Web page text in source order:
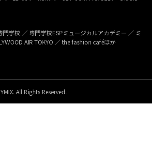
学校 ／ 専門学校ESPミュージカルアカデミー ／ ミ
AIR TOKYO ／ the fashion caféほか
All Rights Reserved.